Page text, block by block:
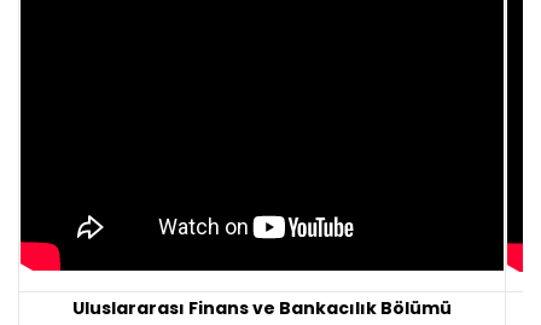
Uluslararası Finans ve Bankacılık Bölümü